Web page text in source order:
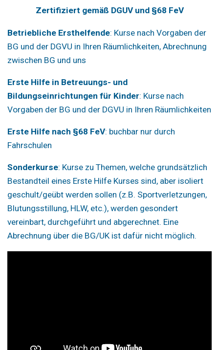
Zertifiziert gemäß DGUV und §68 FeV
Betriebliche Ersthelfende: Kurse nach Vorgaben der
BG und der DGVU in Ihren Räumlichkeiten, Abrechnung
zwischen BG und uns
Erste Hilfe in Betreuungs- und
Bildungseinrichtungen für Kinder: Kurse nach
Vorgaben der BG und der DGVU in Ihren Räumlichkeiten
Erste Hilfe nach §68 FeV: buchbar nur durch
Fahrschulen
Sonderkurse: Kurse zu Themen, welche grundsätzlich
Bestandteil eines Erste Hilfe Kurses sind, aber isoliert
geschult/geübt werden sollen (z.B. Sportverletzungen,
Blutungsstillung, HLW, etc.), werden gesondert
vereinbart, durchgeführt und abgerechnet. Eine
Abrechnung über die BG/UK ist dafür nicht möglich.